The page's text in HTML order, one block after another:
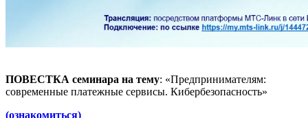
ПОВЕСТКА семинара на тему: «Предпринимателям:
современные платежные сервисы. Кибербезопасность»
(ознакомиться)